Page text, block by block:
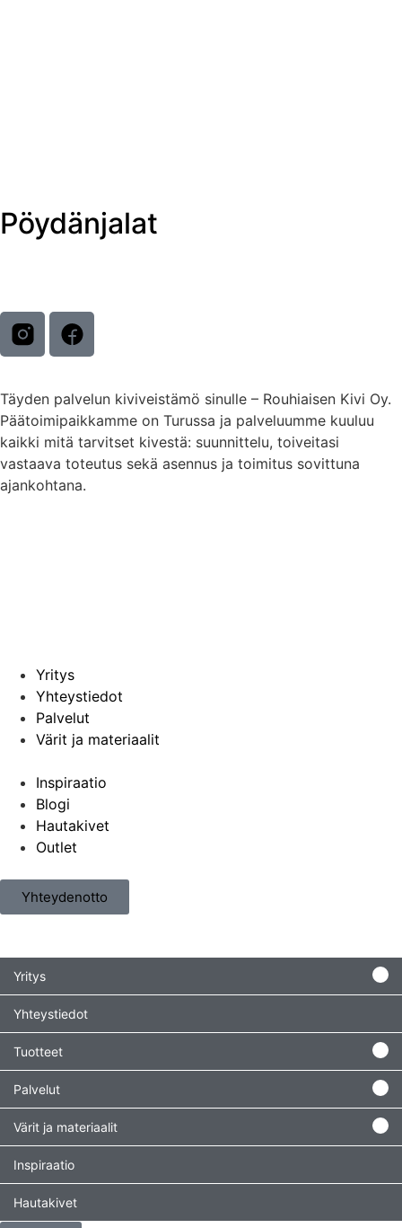
Pöydänjalat
Täyden palvelun kiviveistämö sinulle – Rouhiaisen Kivi Oy.
Päätoimipaikkamme on Turussa ja palveluumme kuuluu
kaikki mitä tarvitset kivestä: suunnittelu, toiveitasi
vastaava toteutus sekä asennus ja toimitus sovittuna
ajankohtana.
Yritys
Yhteystiedot
Palvelut
Värit ja materiaalit
Inspiraatio
Blogi
Hautakivet
Outlet
Yhteydenotto
Yritys
Yhteystiedot
Tuotteet
Palvelut
Värit ja materiaalit
Inspiraatio
Hautakivet